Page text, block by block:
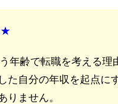
年齢で転職を考える理
た自分の年収を起点に
りません。